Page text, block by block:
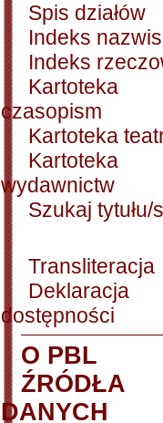
Spis działów
Indeks
Indeks
Kartoteka
czasopism
Kartoteka
Kartoteka
wydawnictw
Szukaj tytułu/
Transliteracja
Deklaracja
dostępności
O PBL
ŹRÓDŁA
DANYCH